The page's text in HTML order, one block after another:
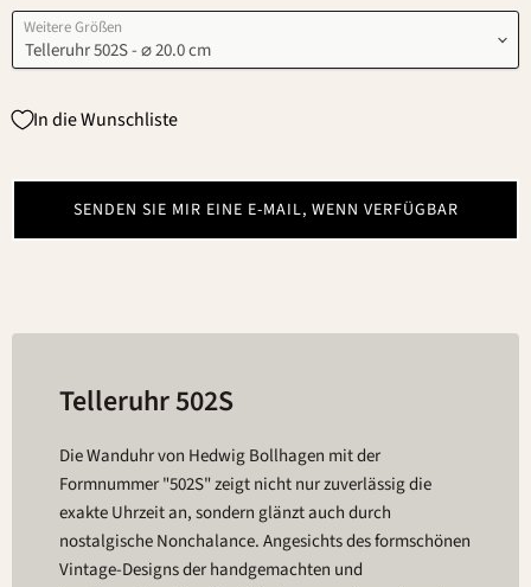
Weitere Größen
In die Wunschliste
SENDEN SIE MIR EINE E-MAIL, WENN VERFÜGBAR
Telleruhr 502S
Die Wanduhr von Hedwig Bollhagen mit der
Formnummer "502S" zeigt nicht nur zuverlässig die
exakte Uhrzeit an, sondern glänzt auch durch
nostalgische Nonchalance. Angesichts des formschönen
Vintage-Designs der handgemachten und